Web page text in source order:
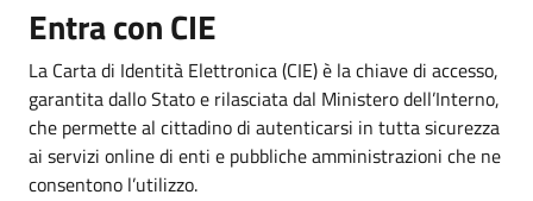
Entra con CIE
La Carta di Identità Elettronica (CIE) è la chiave di accesso,
garantita dallo Stato e rilasciata dal Ministero dell’Interno,
che permette al cittadino di autenticarsi in tutta sicurezza
ai servizi online di enti e pubbliche amministrazioni che ne
consentono l’utilizzo.